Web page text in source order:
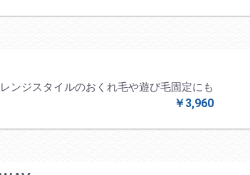
ンジスタイルのおくれ毛や遊び毛固定にも
￥3,960